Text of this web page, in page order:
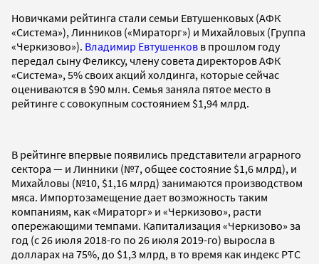
Новичками рейтинга стали семьи Евтушенковых (АФК
«Система»), Линников («Мираторг») и Михайловых (Группа
«Черкизово»). Владимир Евтушенков в прошлом году
передал сыну Феликсу, члену совета директоров АФК
«Система», 5% своих акций холдинга, которые сейчас
оцениваются в $90 млн. Семья заняла пятое место в
рейтинге с совокупным состоянием $1,94 млрд.
В рейтинге впервые появились представители аграрного
сектора — и Линники (№7, общее состояние $1,6 млрд), и
Михайловы (№10, $1,16 млрд) занимаются производством
мяса. Импортозамещение дает возможность таким
компаниям, как «Мираторг» и «Черкизово», расти
опережающими темпами. Капитализация «Черкизово» за
год (с 26 июля 2018-го по 26 июля 2019-го) выросла в
долларах на 75%, до $1,3 млрд, в то время как индекс РТС